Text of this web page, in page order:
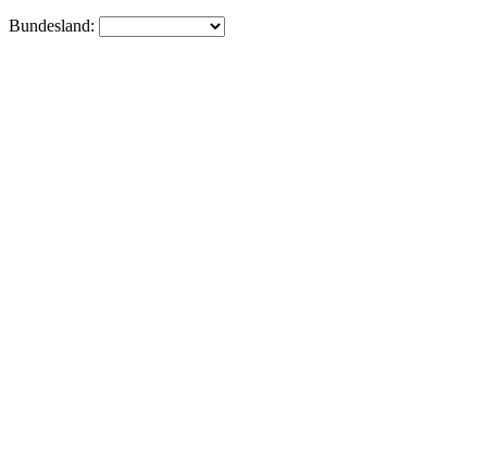
Bundesland: